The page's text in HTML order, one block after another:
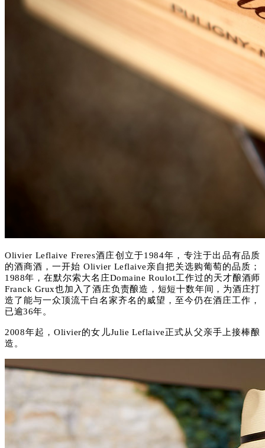
Olivier Leflaive Freres酒庄创立于1984年，专注于出品有品质
的酒商酒，一开始 Olivier Leflaive亲自把关选购葡萄的品质；
1988年，在默尔索大名庄Domaine Roulot工作过的天才酿酒师
Franck Grux也加入了酒庄负责酿造，短短十数年间，为酒庄打
造了能与一众顶流干白名家齐名的威望，至今仍在酒庄工作，
已逾36年。
2008年起，Olivier的女儿Julie Leflaive正式从父亲手上接棒酿
造。